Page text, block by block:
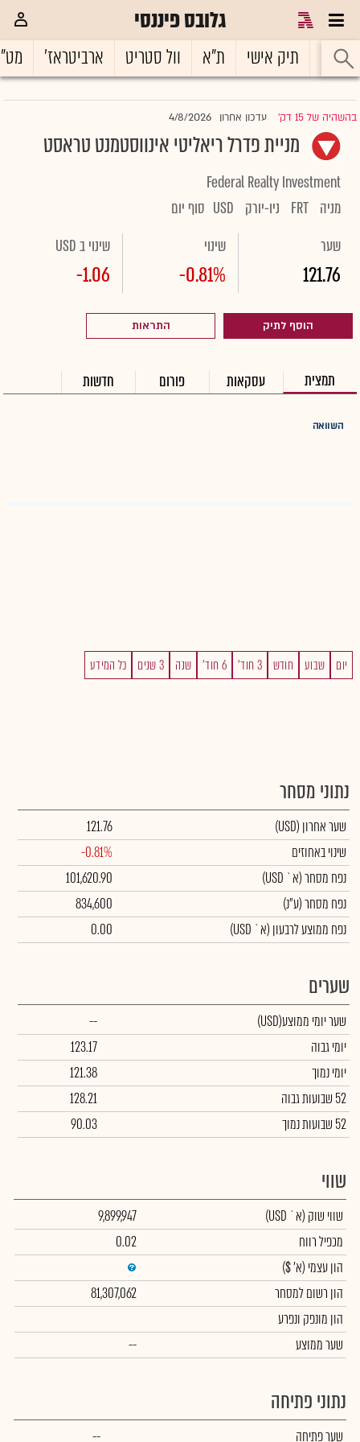
גלובס פיננסי
ראשי תיק אישי ת"א וול סטריט ארביטראז'
בהשהיה של 15 דק' |עדכון אחרון 4/8/2026
מניית פדרל ריאליטי אינווסטמנט טראסט
Federal Realty Investment
מניה FRT ניו-יורק USD סוף יום
שער
121.76
שינוי
-0.81%
שינוי ב USD
-1.06
הוסף לתיק התראות
תמצית עסקאות פורום חדשות
השוואה
יום שבוע חודש 3 חוד' 6 חוד' שנה 3 שנים כל המידע
נתוני מסחר
שער אחרון (USD)
121.76
שינוי באחוזים
-0.81%
נפח מסחר(א` USD)
101,620.90
נפח מסחר(ע"נ)
834,600
נפח ממוצע לרבעון (א` USD)
0.00
שערים
שער יומי ממוצע(USD)
--
יומי גבוה
123.17
יומי נמוך
121.38
52 שבועות גבוה
128.21
52 שבועות נמוך
90.03
שווי
שווי שוק (א` USD)
9,899,947
מכפיל רווח
0.02
הון עצמי (א' $)
הון רשום למסחר
81,307,062
הון מונפק ונפרע
שער ממוצע
--
נתוני פתיחה
שער פתיחה --